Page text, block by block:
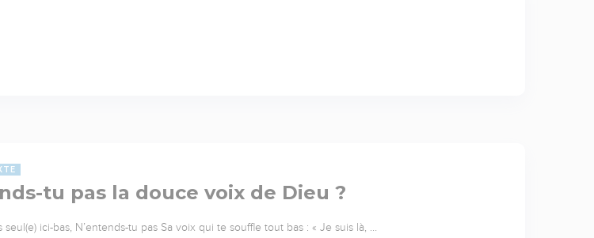
tu pas la douce voix de Dieu ?
ici-bas, N’entends-tu pas Sa voix qui te souffle tout bas : « Je suis là, …